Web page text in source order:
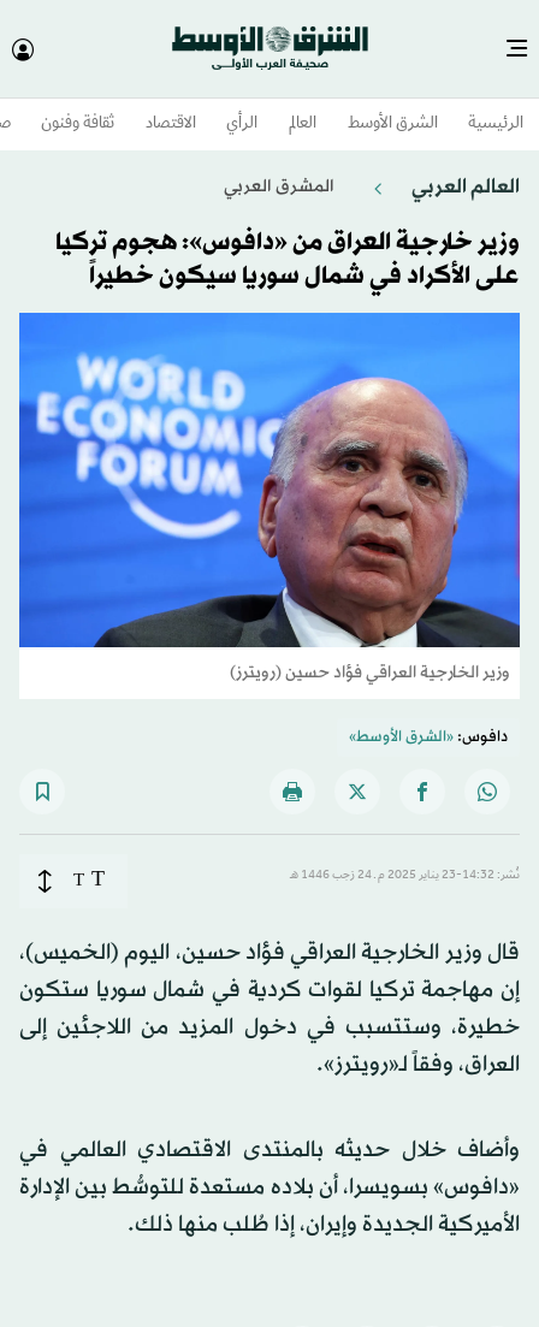
الرئيسية الشرق الأوسط​ العالم الرأي الاقتصاد ثقافة وفنون
العالم العربي المشرق العربي
وزير خارجية العراق من «دافوس»: هجوم تركيا
على الأكراد في شمال سوريا سيكون خطيراً
وزير الخارجية العراقي فؤاد حسين (رويترز)
دافوس:«الشرق الأوسط»
نُشر: 14:32-23 يناير 2025 م ـ 24 رَجب 1446 هـ T
T
قال وزير الخارجية العراقي فؤاد حسين، اليوم (الخميس)،
إن مهاجمة تركيا لقوات كردية في شمال سوريا ستكون
خطيرة، وستتسبب في دخول المزيد من اللاجئين إلى
العراق، وفقاً لـ«رويترز».
وأضاف خلال حديثه بالمنتدى الاقتصادي العالمي في
«دافوس» بسويسرا، أن بلاده مستعدة للتوسُّط بين الإدارة
الأميركية الجديدة وإيران، إذا طُلب منها ذلك.